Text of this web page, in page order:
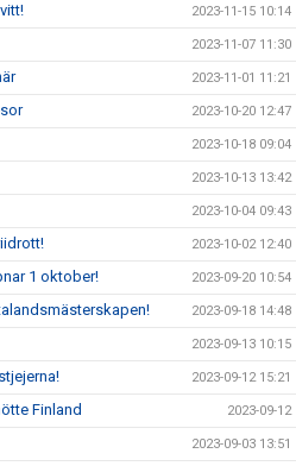
2023-11-15 10:14
2023-11-07 11:30
2023-11-01 11:21
2023-10-20 12:47
2023-10-18 09:04
2023-10-13 13:42
2023-10-04 09:43
2023-10-02 12:40
1 oktober! 2023-09-20 10:54
2023-09-18 14:48
2023-09-13 10:15
2023-09-12 15:21
Finland 2023-09-12
2023-09-03 13:51